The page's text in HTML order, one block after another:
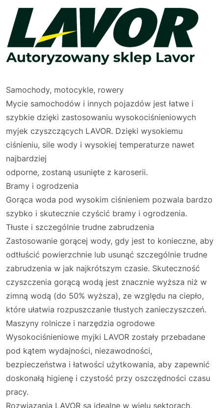
Samochody, motocykle, rowery
Mycie samochodów i innych pojazdów jest łatwe i
szybkie dzięki zastosowaniu wysokociśnieniowych
myjek czyszczących LAVOR. Dzięki wysokiemu
ciśnieniu, sile wody i wysokiej temperaturze nawet
najbardziej
odporne, zostaną usunięte z karoserii.
Bramy i ogrodzenia
Gorąca woda pod wysokim ciśnieniem pozwala bardzo
szybko i skutecznie czyścić bramy i ogrodzenia.
Tłuste i szczególnie trudne zabrudzenia
Zastosowanie gorącej wody, gdy jest to konieczne, aby
odtłuścić powierzchnie lub usunąć szczególnie trudne
zabrudzenia w jak najkrótszym czasie. Skuteczność
czyszczenia gorącą wodą jest znacznie wyższa niż w
zimną wodą (do 50% wyższa), ze względu na ciepło,
które ułatwia rozpuszczanie tłustych zanieczyszczeń.
Maszyny rolnicze i narzędzia ogrodowe
Wysokociśnieniowe myjki LAVOR zostały przebadane
pod kątem wydajności, niezawodności,
bezpieczeństwa i łatwości użytkowania, aby zapewnić
doskonałą higienę i czystość przy oszczędności czasu
pracy.
Rozwiązania LAVOR są idealne w wielu sektorach,